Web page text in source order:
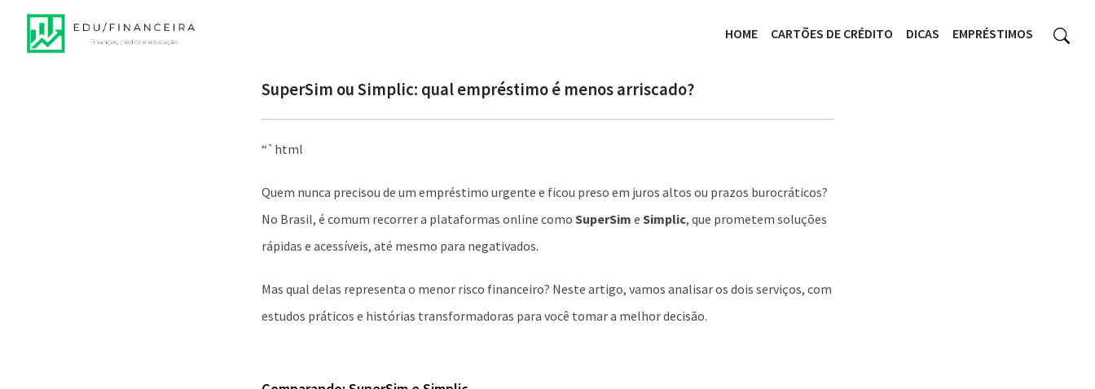
HOME CARTÕES DE CRÉDITO DICAS EMPRÉSTIMOS
SuperSim ou Simplic: qual empréstimo é menos arriscado?
“`html
Quem nunca precisou de um empréstimo urgente e ficou preso em juros altos ou prazos burocráticos?
No Brasil, é comum recorrer a plataformas online como SuperSim e Simplic, que prometem soluções
rápidas e acessíveis, até mesmo para negativados.
Mas qual delas representa o menor risco financeiro? Neste artigo, vamos analisar os dois serviços, com
estudos práticos e histórias transformadoras para você tomar a melhor decisão.